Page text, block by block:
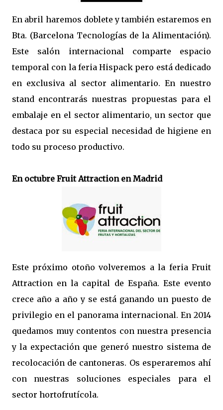
En abril haremos doblete y también estaremos en
Bta. (Barcelona Tecnologías de la Alimentación).
Este salón internacional comparte espacio
temporal con la feria Hispack pero está dedicado
en exclusiva al sector alimentario. En nuestro
stand encontrarás nuestras propuestas para el
embalaje en el sector alimentario, un sector que
destaca por su especial necesidad de higiene en
todo su proceso productivo.
En octubre Fruit Attraction en Madrid
Este próximo otoño volveremos a la feria Fruit
Attraction en la capital de España. Este evento
crece año a año y se está ganando un puesto de
privilegio en el panorama internacional. En 2014
quedamos muy contentos con nuestra presencia
y la expectación que generó nuestro sistema de
recolocación de cantoneras. Os esperaremos ahí
con nuestras soluciones especiales para el
sector hortofrutícola.